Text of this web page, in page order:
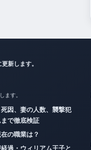
新します。
ます。
因、妻の人数、襲撃犯
で徹底検証